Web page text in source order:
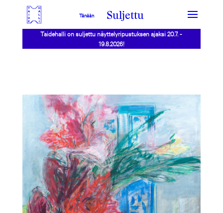
Tänään Suljettu
Taidehalli on suljettu näyttelyripustuksen ajaksi 20.7. -
19.8.2026!